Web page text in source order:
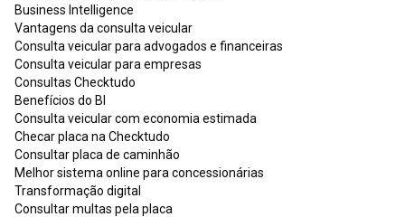
Business Intelligence
Vantagens da consulta veicular
Consulta veicular para advogados e financeiras
Consulta veicular para empresas
Consultas Checktudo
Benefícios do BI
Consulta veicular com economia estimada
Checar placa na Checktudo
Consultar placa de caminhão
Melhor sistema online para concessionárias
Transformação digital
Consultar multas pela placa